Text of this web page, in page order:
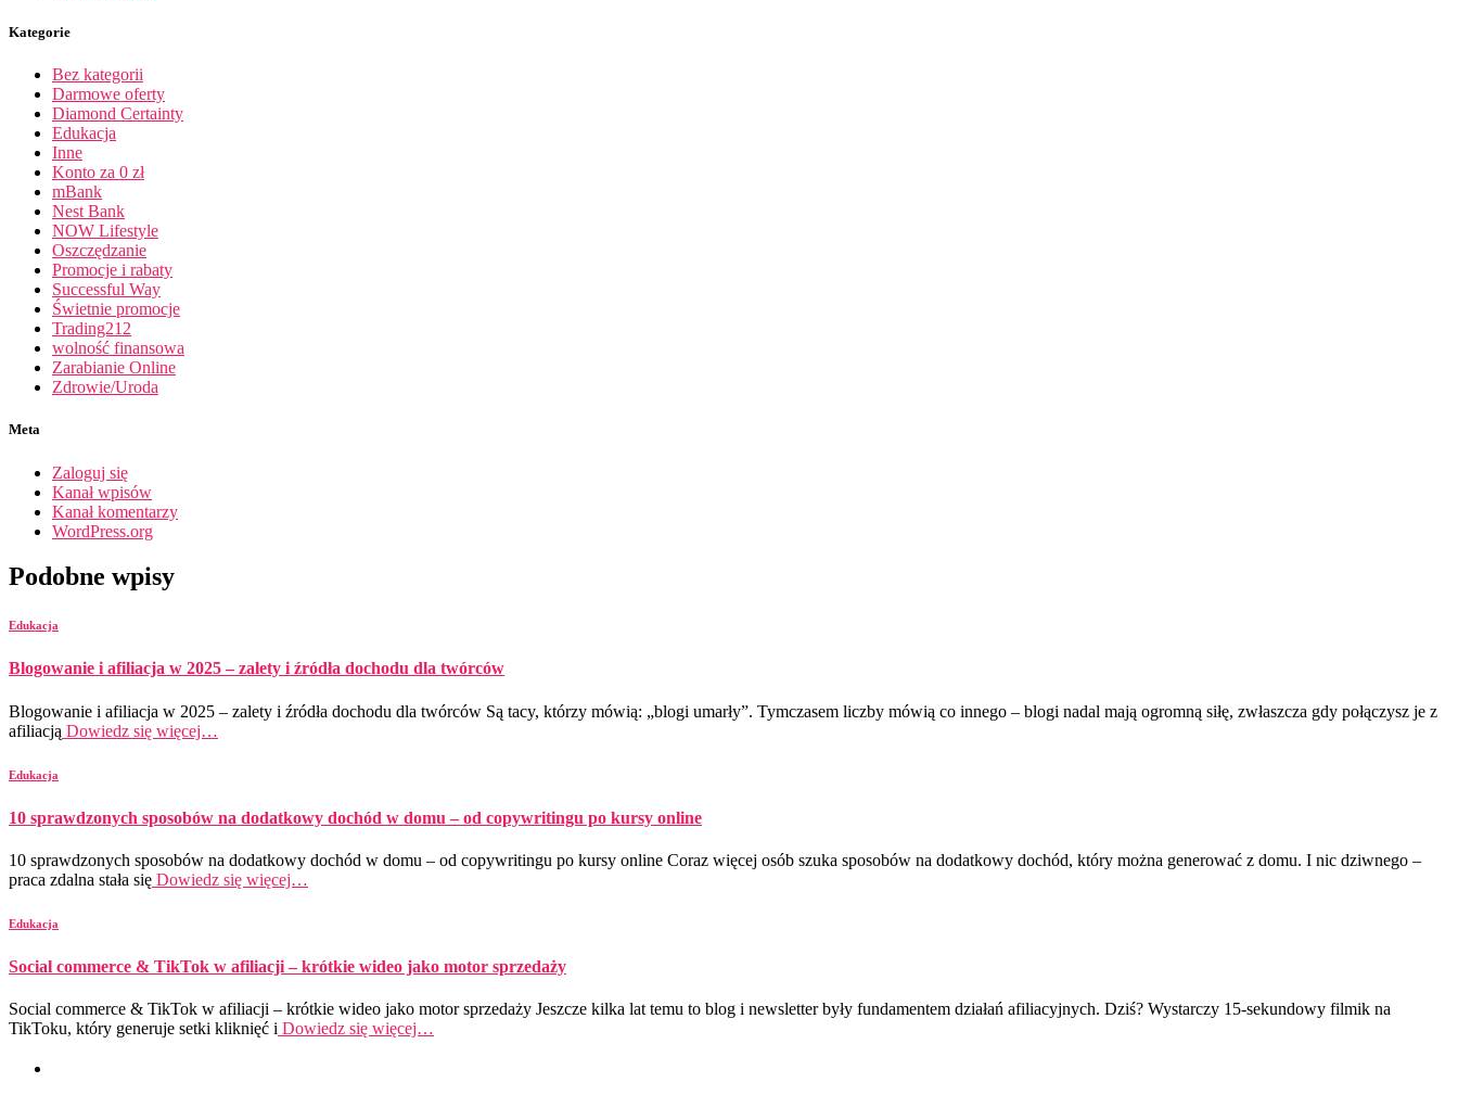
Kategorie
Bez kategorii
Darmowe oferty
Diamond Certainty
Edukacja
Inne
Konto za 0 zł
mBank
Nest Bank
NOW Lifestyle
Oszczędzanie
Promocje i rabaty
Successful Way
Świetnie promocje
Trading212
wolność finansowa
Zarabianie Online
Zdrowie/Uroda
Meta
Zaloguj się
Kanał wpisów
Kanał komentarzy
WordPress.org
Podobne wpisy
Edukacja
Blogowanie i afiliacja w 2025 – zalety i źródła dochodu dla twórców
Blogowanie i afiliacja w 2025 – zalety i źródła dochodu dla twórców Są tacy, którzy mówią: „blogi umarły”. Tymczasem liczby mówią co innego – blogi nadal mają ogromną siłę, zwłaszcza gdy połączysz je z
afiliacją Dowiedz się więcej…
Edukacja
10 sprawdzonych sposobów na dodatkowy dochód w domu – od copywritingu po kursy online
10 sprawdzonych sposobów na dodatkowy dochód w domu – od copywritingu po kursy online Coraz więcej osób szuka sposobów na dodatkowy dochód, który można generować z domu. I nic dziwnego –
praca zdalna stała się Dowiedz się więcej…
Edukacja
Social commerce & TikTok w afiliacji – krótkie wideo jako motor sprzedaży
Social commerce & TikTok w afiliacji – krótkie wideo jako motor sprzedaży Jeszcze kilka lat temu to blog i newsletter były fundamentem działań afiliacyjnych. Dziś? Wystarczy 15-sekundowy filmik na
TikToku, który generuje setki kliknięć i Dowiedz się więcej…